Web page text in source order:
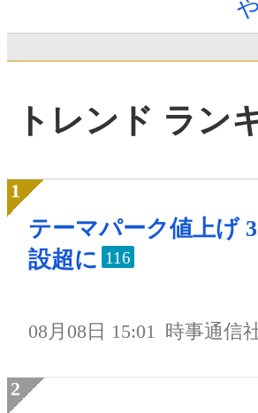
トレンド ラン
テーマパーク値上げ
設超に 116
08月08日 15:01 時事通信